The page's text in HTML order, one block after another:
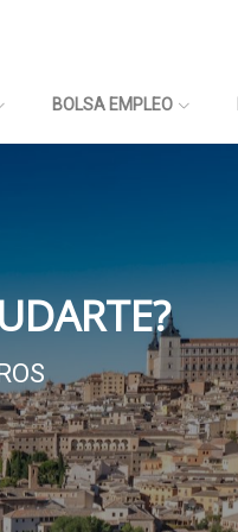
BOLSA EMPLEO